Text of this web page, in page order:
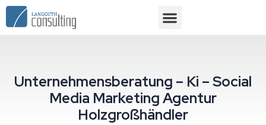
Unternehmensberatung – Ki – Social
Media Marketing Agentur
Holzgroßhändler